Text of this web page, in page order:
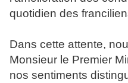
quotidien des
Dans cette attente,
Monsieur le Premier
nos sentiments